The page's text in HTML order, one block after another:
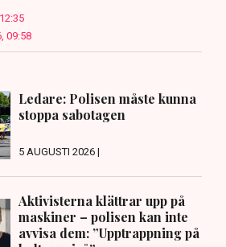
09:58
Ledare: Polisen måste kunna
stoppa sabotagen
5 AUGUSTI 2026 |
Aktivisterna klättrar upp på
maskiner – polisen kan inte
avvisa dem: ”Upptrappning på